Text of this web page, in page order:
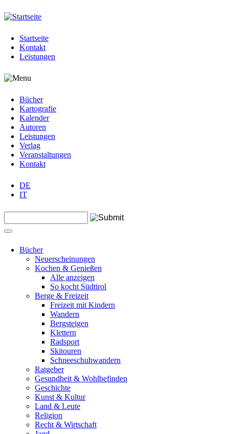
Jump to navigation
Startseite
Kontakt
Leistungen
Bücher
Kartografie
Kalender
Autoren
Leistungen
Verlag
Veranstaltungen
Kontakt
DE
IT
Suchformular
Bücher
Neuerscheinungen
Kochen & Genießen
Alle anzeigen
So kocht Südtirol
Berge & Freizeit
Freizeit mit Kindern
Wandern
Bergsteigen
Klettern
Radsport
Skitouren
Schneeschuhwandern
Ratgeber
Gesundheit & Wohlbefinden
Geschichte
Kunst & Kultur
Land & Leute
Religion
Recht & Wirtschaft